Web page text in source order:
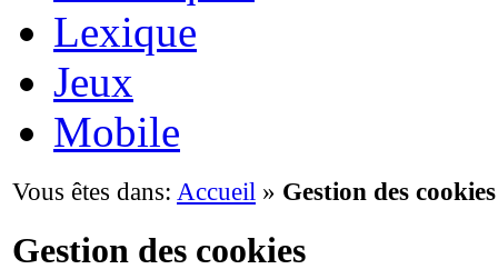
Lexique
Jeux
Mobile
Vous êtes dans: Accueil » Gestion des cookies
Gestion des cookies